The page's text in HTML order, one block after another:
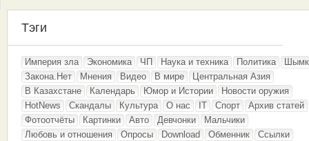
Тэги
Империя зла Экономика ЧП Наука и техника Политика
Закона.Нет
Мнения Видео В мире
Центральная Азия
В Казахстане
Календарь Юмор и Истории
Новости оружия
HotNews
Скандалы Культура О нас IT Спорт
Архив статей
Фотоотчёты
Картинки Авто Девчонки
Мальчики
Любовь и отношения
Опросы Download Обменник
Ссылки